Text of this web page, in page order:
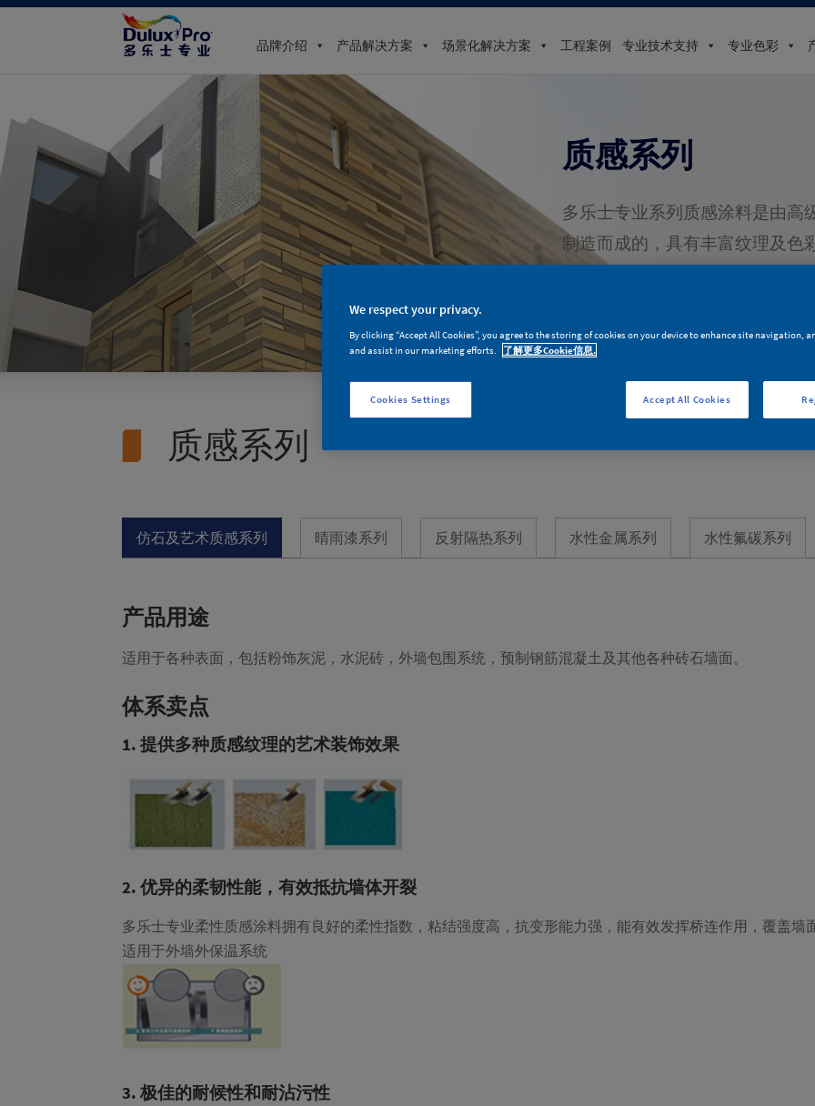
品牌介绍 产品解决方案 场景化解决方案 工程案例 专业技术支持 专业色彩
质感系列
多乐士专业系列质感涂料是由高
制造而成的，具有丰富纹理及色
果，按需调色，且在基材兼容
质感系列
仿石及艺术质感系列 晴雨漆系列 反射隔热系列 水性金属系列 水性氟碳系列
产品用途
适用于各种表面，包括粉饰灰泥，水泥砖，外墙包围系统，预制钢筋混凝土及其他各种砖石墙面。
体系卖点
1. 提供多种质感纹理的艺术装饰效果
2. 优异的柔韧性能，有效抵抗墙体开裂
多乐士专业柔性质感涂料拥有良好的柔性指数，粘结强度高，抗变形能力强，能有效发挥桥连作用，覆盖
适用于外墙外保温系统
3. 极佳的耐候性和耐沾污性
We respect your privacy.
By clicking “Accept All Cookies”, you agree to the storing of cookies on your device to enhance site navigation,
and assist in our marketing efforts.
了解更多Cookie信息.
Cookies Settings Accept All Cookies